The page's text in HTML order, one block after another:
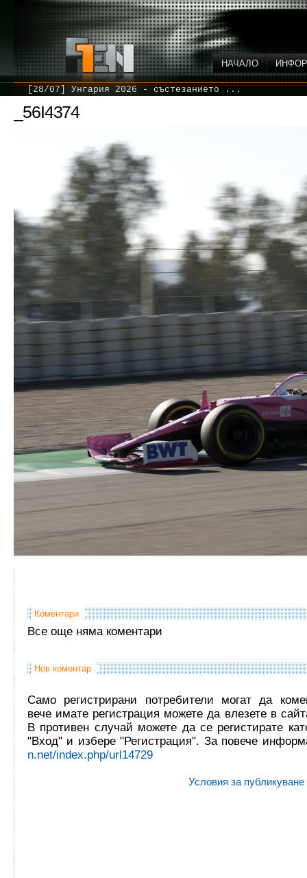
НАЧАЛО
[28/07] Унгария 2026 - състезанието ...
_56I4374
Коментари
Все още няма коментари
Нов коментар
Само регистрирани потребители могат да
вече имате регистрация можете да влезете в
В противен случай можете да се регистирате
"Вход" и избере "Регистрация". За повече
n.net/index.php/url14729
Условия за